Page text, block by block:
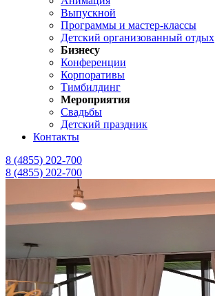
Выпускной
Программы и мастер-классы
Детский организованный отдых
Бизнесу
Конференции
Корпоративы
Тимбилдинг
Мероприятия
Свадьбы
Детский праздник
Контакты
8 (4855) 202-700
8 (4855) 202-700